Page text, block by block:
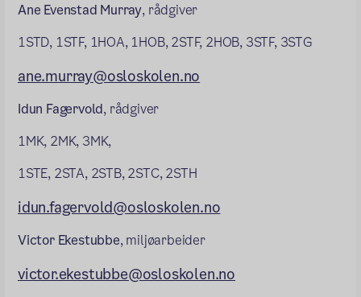
Ane Evenstad Murray, rådgiver
1STD, 1STF, 1HOA, 1HOB, 2STF, 2HOB, 3STF, 3STG
ane.murray@osloskolen.no
Idun Fagervold, rådgiver
1MK, 2MK, 3MK,
1STE, 2STA, 2STB, 2STC, 2STH
idun.fagervold@osloskolen.no
Victor Ekestubbe, miljøarbeider
victor.ekestubbe@osloskolen.no